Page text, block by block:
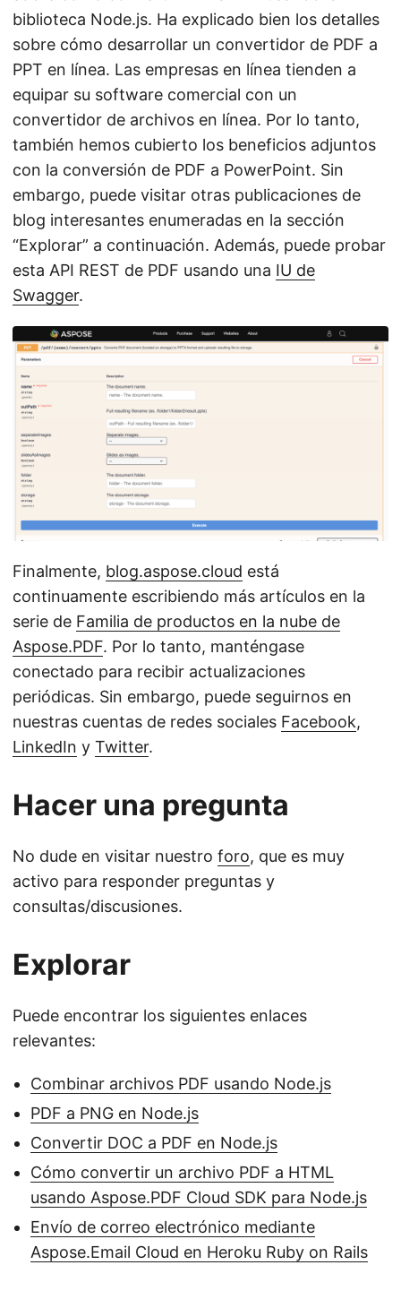
biblioteca Node.js. Ha explicado bien los detalles
sobre cómo desarrollar un convertidor de PDF a
PPT en línea. Las empresas en línea tienden a
equipar su software comercial con un
convertidor de archivos en línea. Por lo tanto,
también hemos cubierto los beneficios adjuntos
con la conversión de PDF a PowerPoint. Sin
embargo, puede visitar otras publicaciones de
blog interesantes enumeradas en la sección
“Explorar” a continuación. Además, puede probar
esta API REST de PDF usando una IU de
Swagger.
Finalmente, blog.aspose.cloud está
continuamente escribiendo más artículos en la
serie de Familia de productos en la nube de
Aspose.PDF. Por lo tanto, manténgase
conectado para recibir actualizaciones
periódicas. Sin embargo, puede seguirnos en
nuestras cuentas de redes sociales Facebook,
LinkedIn y Twitter.
Hacer una pregunta
No dude en visitar nuestro foro, que es muy
activo para responder preguntas y
consultas/discusiones.
Explorar
Puede encontrar los siguientes enlaces
relevantes:
Combinar archivos PDF usando Node.js
PDF a PNG en Node.js
Convertir DOC a PDF en Node.js
Cómo convertir un archivo PDF a HTML
usando Aspose.PDF Cloud SDK para Node.js
Envío de correo electrónico mediante
Aspose.Email Cloud en Heroku Ruby on Rails